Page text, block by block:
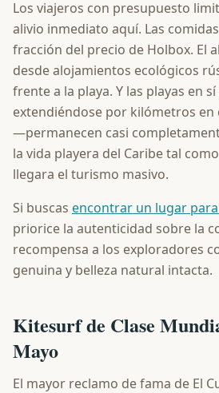
Los viajeros con presupuesto
alivio inmediato aquí. Las
fracción del precio de Holbox. El
desde alojamientos ecológicos
frente a la playa. Y las playas en
extendiéndose por kilómetros
—permanecen casi
la vida playera del Caribe tal
llegara el turismo masivo.
Si buscas encontrar un lugar
priorice la autenticidad sobre la
recompensa a los exploradores
genuina y belleza natural intacta.
Kitesurf de Clase
Mayo
El mayor reclamo de fama de El